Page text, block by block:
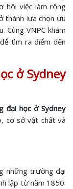
hội việc làm rộng
thành lựa chọn ưu
Cùng VNPC khám
tìm ra điểm đến
ở Sydney
đại học ở Sydney
cơ sở vật chất và
những trường đại
lập từ năm 1850.